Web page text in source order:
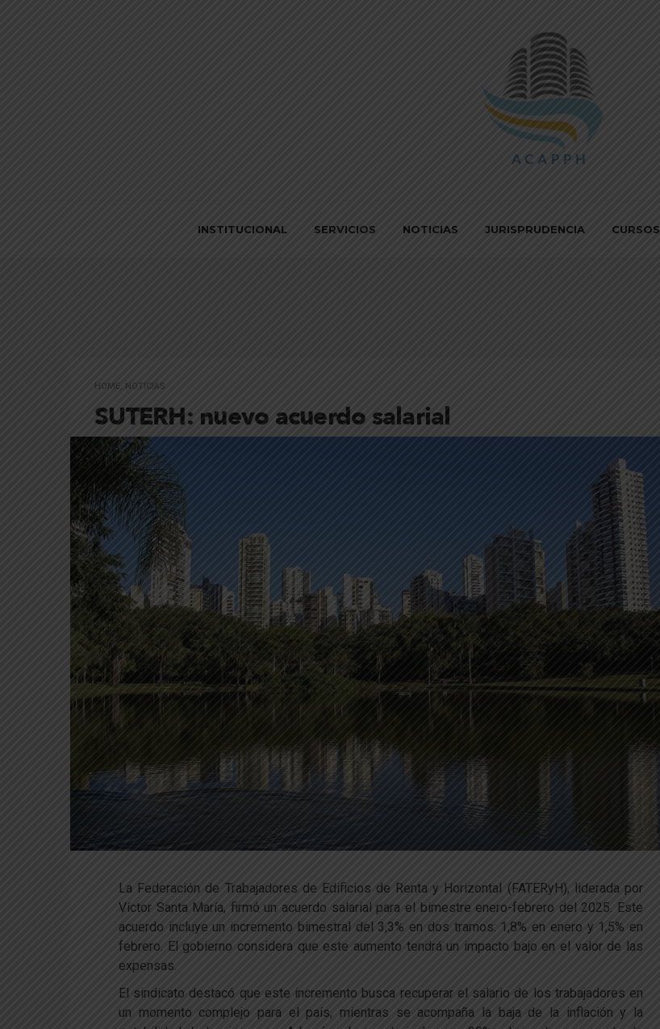
INSTITUCIONAL SERVICIOS NOTICIAS JURISPRUDENCIA CURSOS
HOME, NOTICIAS
SUTERH: nuevo acuerdo salarial
La Federación de Trabajadores de Edificios de Renta y Horizontal (FATERyH), liderada por
Víctor Santa María, firmó un acuerdo salarial para el bimestre enero-febrero del 2025. Este
acuerdo incluye un incremento bimestral del 3,3% en dos tramos: 1,8% en enero y 1,5% en
febrero. El gobierno considera que este aumento tendrá un impacto bajo en el valor de las
expensas.
El sindicato destacó que este incremento busca recuperar el salario de los trabajadores en
un momento complejo para el país, mientras se acompaña la baja de la inflación y la